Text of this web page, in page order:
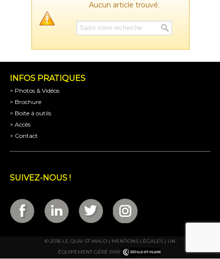
Aucun article trouvé.
INFOS PRATIQUES
> Photos & Vidéos
> Brochure
> Boite à outils
> Accès
> Contact
SUIVEZ-NOUS !
© 2016 LE QUAI ST-MALO | MENTIONS LÉGALES | UN
ÉQUIPEMENT GÉRÉ PAR